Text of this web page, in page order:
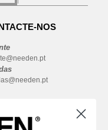
NOS